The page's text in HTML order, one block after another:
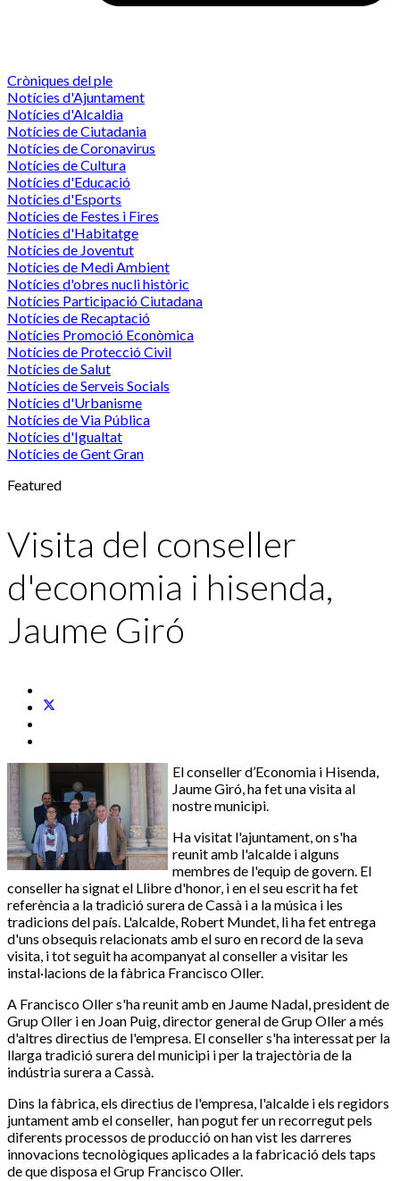
Cròniques del ple
Notícies d'Ajuntament
Notícies d'Alcaldia
Notícies de Ciutadania
Notícies de Coronavirus
Notícies de Cultura
Notícies d'Educació
Notícies d'Esports
Notícies de Festes i Fires
Notícies d'Habitatge
Notícies de Joventut
Notícies de Medi Ambient
Notícies d'obres nucli històric
Notícies Participació Ciutadana
Notícies de Recaptació
Notícies Promoció Econòmica
Notícies de Protecció Civil
Notícies de Salut
Notícies de Serveis Socials
Notícies d'Urbanisme
Notícies de Via Pública
Notícies d'Igualtat
Notícies de Gent Gran
Featured
Visita del conseller
d'economia i hisenda,
Jaume Giró
El conseller d’Economia i Hisenda,
Jaume Giró, ha fet una visita al
nostre municipi.
Ha visitat l'ajuntament, on s'ha
reunit amb l'alcalde i alguns
membres de l'equip de govern. El
conseller ha signat el Llibre d'honor, i en el seu escrit ha fet
referència a la tradició surera de Cassà i a la música i les
tradicions del país. L'alcalde, Robert Mundet, li ha fet entrega
d'uns obsequis relacionats amb el suro en record de la seva
visita, i tot seguit ha acompanyat al conseller a visitar les
instal·lacions de la fàbrica Francisco Oller.
A Francisco Oller s'ha reunit amb en Jaume Nadal, president de
Grup Oller i en Joan Puig, director general de Grup Oller a més
d'altres directius de l'empresa. El conseller s'ha interessat per la
llarga tradició surera del municipi i per la trajectòria de la
indústria surera a Cassà.
Dins la fàbrica, els directius de l'empresa, l'alcalde i els regidors
juntament amb el conseller, han pogut fer un recorregut pels
diferents processos de producció on han vist les darreres
innovacions tecnològiques aplicades a la fabricació dels taps
de que disposa el Grup Francisco Oller.